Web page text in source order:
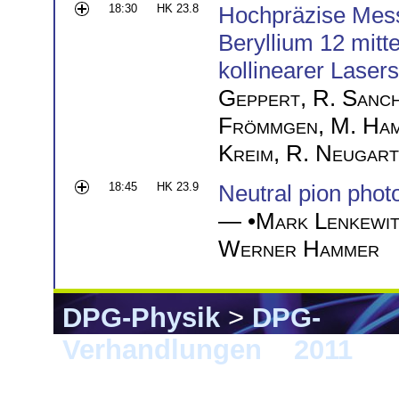
18:30 HK 23.8
Hochpräzise
Beryllium 12
kollinearer
Geppert, R.
Frömmgen, M.
Kreim, R. Neugart
18:45 HK 23.9
Neutral pion
— •Mark
Werner Hammer
DPG-Physik>DPG-
Verhandlungen
2011